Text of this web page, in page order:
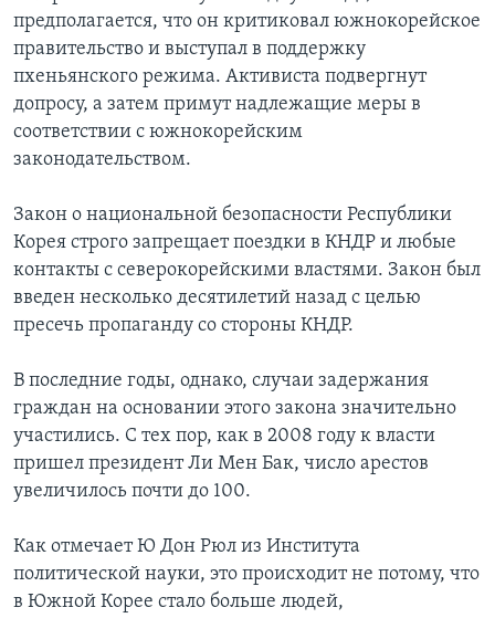
предполагается, что он критиковал южнокорейское
правительство и выступал в поддержку
пхеньянского режима. Активиста подвергнут
допросу, а затем примут надлежащие меры в
соответствии с южнокорейским
законодательством.
Закон о национальной безопасности Республики
Корея строго запрещает поездки в КНДР и любые
контакты с северокорейскими властями. Закон был
введен несколько десятилетий назад с целью
пресечь пропаганду со стороны КНДР.
В последние годы, однако, случаи задержания
граждан на основании этого закона значительно
участились. С тех пор, как в 2008 году к власти
пришел президент Ли Мен Бак, число арестов
увеличилось почти до 100.
Как отмечает Ю Дон Рюл из Института
политической науки, это происходит не потому, что
в Южной Корее стало больше людей,